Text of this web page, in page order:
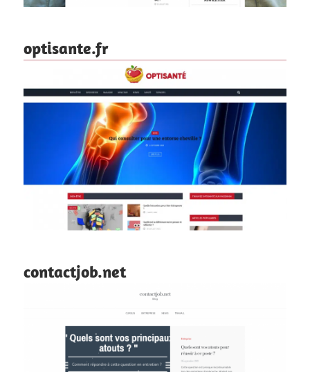
optisante.fr
contactjob.net